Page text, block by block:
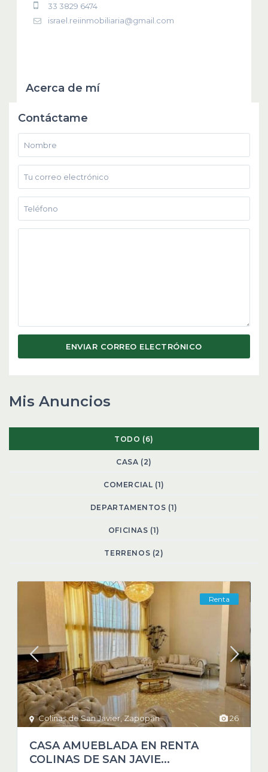
33 3829 6474
israel.reiinmobiliaria@gmail.com
Acerca de mí
Contáctame
Mis Anuncios
TODO (6)
CASA (2)
COMERCIAL (1)
DEPARTAMENTOS (1)
OFICINAS (1)
TERRENOS (2)
26
Colinas de San Javier, Zapopan
Renta
CASA AMUEBLADA EN RENTA
COLINAS DE SAN JAVIE...